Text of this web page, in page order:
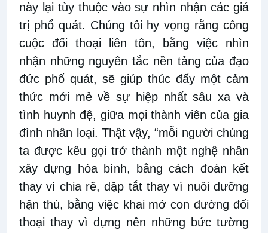
này lại tùy thuộc vào sự nhìn nhận các giá
trị phổ quát. Chúng tôi hy vọng rằng công
cuộc đối thoại liên tôn, bằng việc nhìn
nhận những nguyên tắc nền tảng của đạo
đức phổ quát, sẽ giúp thúc đẩy một cảm
thức mới mẻ về sự hiệp nhất sâu xa và
tình huynh đệ, giữa mọi thành viên của gia
đình nhân loại. Thật vậy, “mỗi người chúng
ta được kêu gọi trở thành một nghệ nhân
xây dựng hòa bình, bằng cách đoàn kết
thay vì chia rẽ, dập tắt thay vì nuôi dưỡng
hận thù, bằng việc khai mở con đường đối
thoại thay vì dựng nên những bức tường